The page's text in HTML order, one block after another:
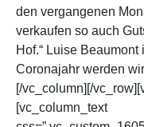
den vergangenen
verkaufen so auch
Hof.“ Luise
Coronajahr werden
[/vc_column][/
[vc_column_text